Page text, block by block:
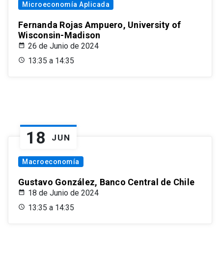
Microeconomía Aplicada
Fernanda Rojas Ampuero, University of
Wisconsin-Madison
26 de Junio de 2024
13:35 a 14:35
18 JUN
Macroeconomía
Gustavo González, Banco Central de Chile
18 de Junio de 2024
13:35 a 14:35